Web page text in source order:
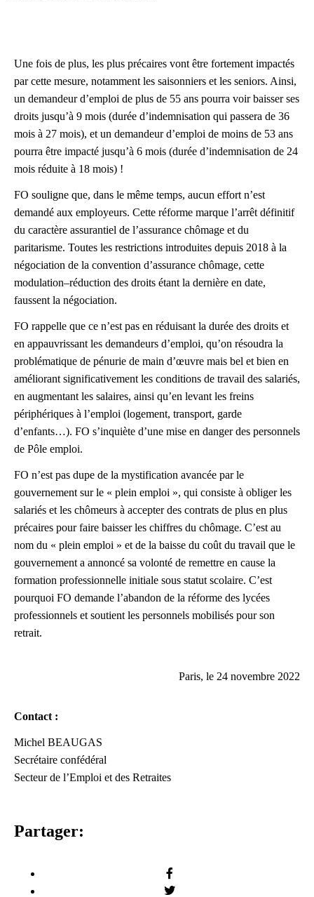
Une fois de plus, les plus précaires vont être fortement impactés
par cette mesure, notamment les saisonniers et les seniors. Ainsi,
un demandeur d’emploi de plus de 55 ans pourra voir baisser ses
droits jusqu’à 9 mois (durée d’indemnisation qui passera de 36
mois à 27 mois), et un demandeur d’emploi de moins de 53 ans
pourra être impacté jusqu’à 6 mois (durée d’indemnisation de 24
mois réduite à 18 mois) !
FO souligne que, dans le même temps, aucun effort n’est
demandé aux employeurs. Cette réforme marque l’arrêt définitif
du caractère assurantiel de l’assurance chômage et du
paritarisme. Toutes les restrictions introduites depuis 2018 à la
négociation de la convention d’assurance chômage, cette
modulation–réduction des droits étant la dernière en date,
faussent la négociation.
FO rappelle que ce n’est pas en réduisant la durée des droits et
en appauvrissant les demandeurs d’emploi, qu’on résoudra la
problématique de pénurie de main d’œuvre mais bel et bien en
améliorant significativement les conditions de travail des salariés,
en augmentant les salaires, ainsi qu’en levant les freins
périphériques à l’emploi (logement, transport, garde
d’enfants…). FO s’inquiète d’une mise en danger des personnels
de Pôle emploi.
FO n’est pas dupe de la mystification avancée par le
gouvernement sur le « plein emploi », qui consiste à obliger les
salariés et les chômeurs à accepter des contrats de plus en plus
précaires pour faire baisser les chiffres du chômage. C’est au
nom du « plein emploi » et de la baisse du coût du travail que le
gouvernement a annoncé sa volonté de remettre en cause la
formation professionnelle initiale sous statut scolaire. C’est
pourquoi FO demande l’abandon de la réforme des lycées
professionnels et soutient les personnels mobilisés pour son
retrait.
Paris, le 24 novembre 2022
Contact :
Michel BEAUGAS
Secrétaire confédéral
Secteur de l’Emploi et des Retraites
Partager: